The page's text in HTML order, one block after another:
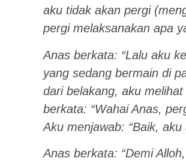
aku tidak akan pergi
pergi melaksanakan apa
Anas berkata: “Lalu aku
yang sedang bermain di
dari belakang, aku
berkata: “Wahai Anas,
Aku menjawab: “Baik,
Anas berkata: “Demi